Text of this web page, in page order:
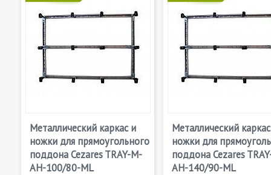
Металлический каркас и
ножки для прямоугольного
поддона Cezares TRAY-M-
AH-100/80-ML
Металлический
ножки для
поддона Cezares
AH-140/90-ML